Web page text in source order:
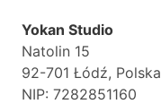
Yokan Studio
Natolin 15
92-701 Łódź, Polska
NIP: 7282851160